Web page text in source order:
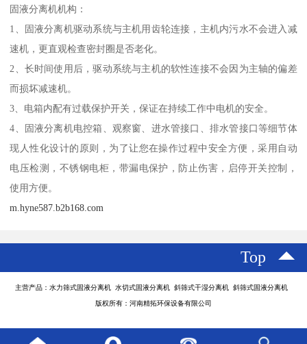
固液分离机机构：
1、固液分离机驱动系统与主机用齿轮连接，主机内污水不会进入减
速机，更直观检查密封圈是否老化。
2、长时间使用后，驱动系统与主机的软性连接不会因为主轴的偏差
而损坏减速机。
3、电箱内配有过载保护开关，保证在持续工作中电机的安全。
4、固液分离机电控箱、观察窗、进水管接口、排水管接口等细节体
现人性化设计的原则，为了让您在操作过程中安全方便，采用自动
电压检测，不锈钢电柜，带漏电保护，防止伤害，启停开关控制，
使用方便。
m.hyne587.b2b168.com
Top
主营产品：水力筛式固液分离机 水切式固液分离机 斜筛式干湿分离机 斜筛式固液分离机
版权所有：河南精拓环保设备有限公司